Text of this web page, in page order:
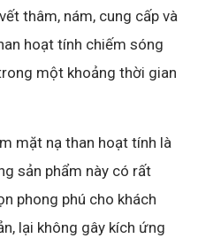
thâm, nám, cung cấp và
hoạt tính chiếm sóng
một khoảng thời gian
mặt nạ than hoạt tính là
sản phẩm này có rất
phong phú cho khách
lại không gây kích ứng